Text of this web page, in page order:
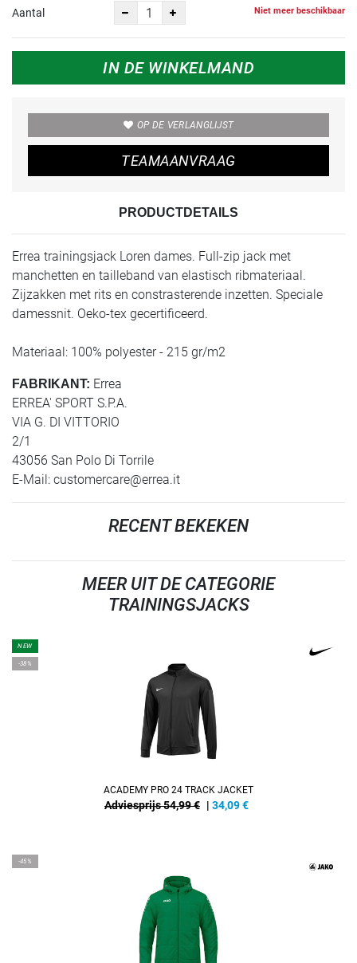
Aantal Niet meer beschikbaar
IN DE WINKELMAND
OP DE VERLANGLIJST
TEAMAANVRAAG
PRODUCTDETAILS
Errea trainingsjack Loren dames. Full-zip jack met
manchetten en tailleband van elastisch ribmateriaal.
Zijzakken met rits en constrasterende inzetten. Speciale
damessnit. Oeko-tex gecertificeerd.
Materiaal: 100% polyester - 215 gr/m2
FABRIKANT: Errea
ERREA' SPORT S.P.A.
VIA G. DI VITTORIO
2/1
43056 San Polo Di Torrile
E-Mail: customercare@errea.it
RECENT BEKEKEN
MEER UIT DE CATEGORIE
TRAININGSJACKS
NEW
-38%
ACADEMY PRO 24 TRACK JACKET
Adviesprijs 54,99 € | 34,09€
-45%